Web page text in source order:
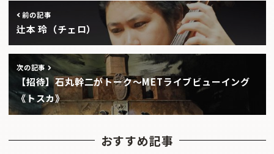
前の記事
辻本 玲（チェロ）
次の記事
【招待】石丸幹二がトーク〜METライブビューイング
《トスカ》
おすすめ記事